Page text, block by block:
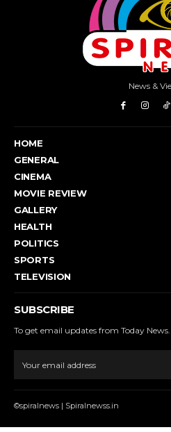
News &
HOME
GENERAL
CINEMA
MOVIE REVIEW
GALLERY
HEALTH
POLITICS
SPORTS
TELEVISION
SUBSCRIBE
To get email updates from Today News.
©spiralnews | Spiralnewss.in